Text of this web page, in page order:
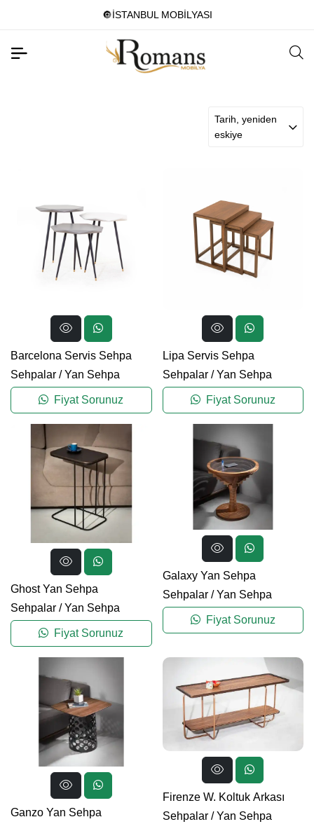
🔘İSTANBUL MOBİLYASI
Tarih, yeniden
eskiye
Barcelona Servis Sehpa
Sehpalar /Yan Sehpa
Fiyat Sorunuz
Lipa Servis Sehpa
Sehpalar/Yan Sehpa
Fiyat Sorunuz
Ghost Yan Sehpa
Sehpalar /Yan Sehpa
Fiyat Sorunuz
Galaxy Yan Sehpa
Sehpalar/Yan Sehpa
Fiyat Sorunuz
Ganzo Yan Sehpa
Firenze W. Koltuk Arkası
Sehpalar/Yan Sehpa